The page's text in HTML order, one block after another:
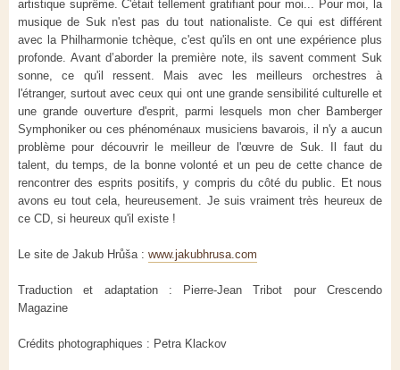
artistique suprême. C'était tellement gratifiant pour moi... Pour moi, la
musique de Suk n'est pas du tout nationaliste. Ce qui est différent
avec la Philharmonie tchèque, c'est qu'ils en ont une expérience plus
profonde. Avant d’aborder la première note, ils savent comment Suk
sonne, ce qu'il ressent. Mais avec les meilleurs orchestres à
l'étranger, surtout avec ceux qui ont une grande sensibilité culturelle et
une grande ouverture d'esprit, parmi lesquels mon cher Bamberger
Symphoniker ou ces phénoménaux musiciens bavarois, il n'y a aucun
problème pour découvrir le meilleur de l'œuvre de Suk. Il faut du
talent, du temps, de la bonne volonté et un peu de cette chance de
rencontrer des esprits positifs, y compris du côté du public. Et nous
avons eu tout cela, heureusement. Je suis vraiment très heureux de
ce CD, si heureux qu'il existe !
Le site de Jakub Hrůša : www.jakubhrusa.com
Traduction et adaptation : Pierre-Jean Tribot pour Crescendo
Magazine
Crédits photographiques : Petra Klackov